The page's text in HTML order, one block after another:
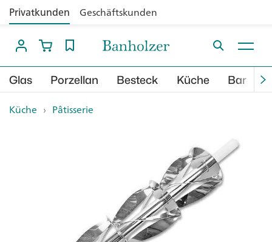
Privatkunden Geschäftskunden
Glas Porzellan Besteck Küche Bar
Küche › Pâtisserie